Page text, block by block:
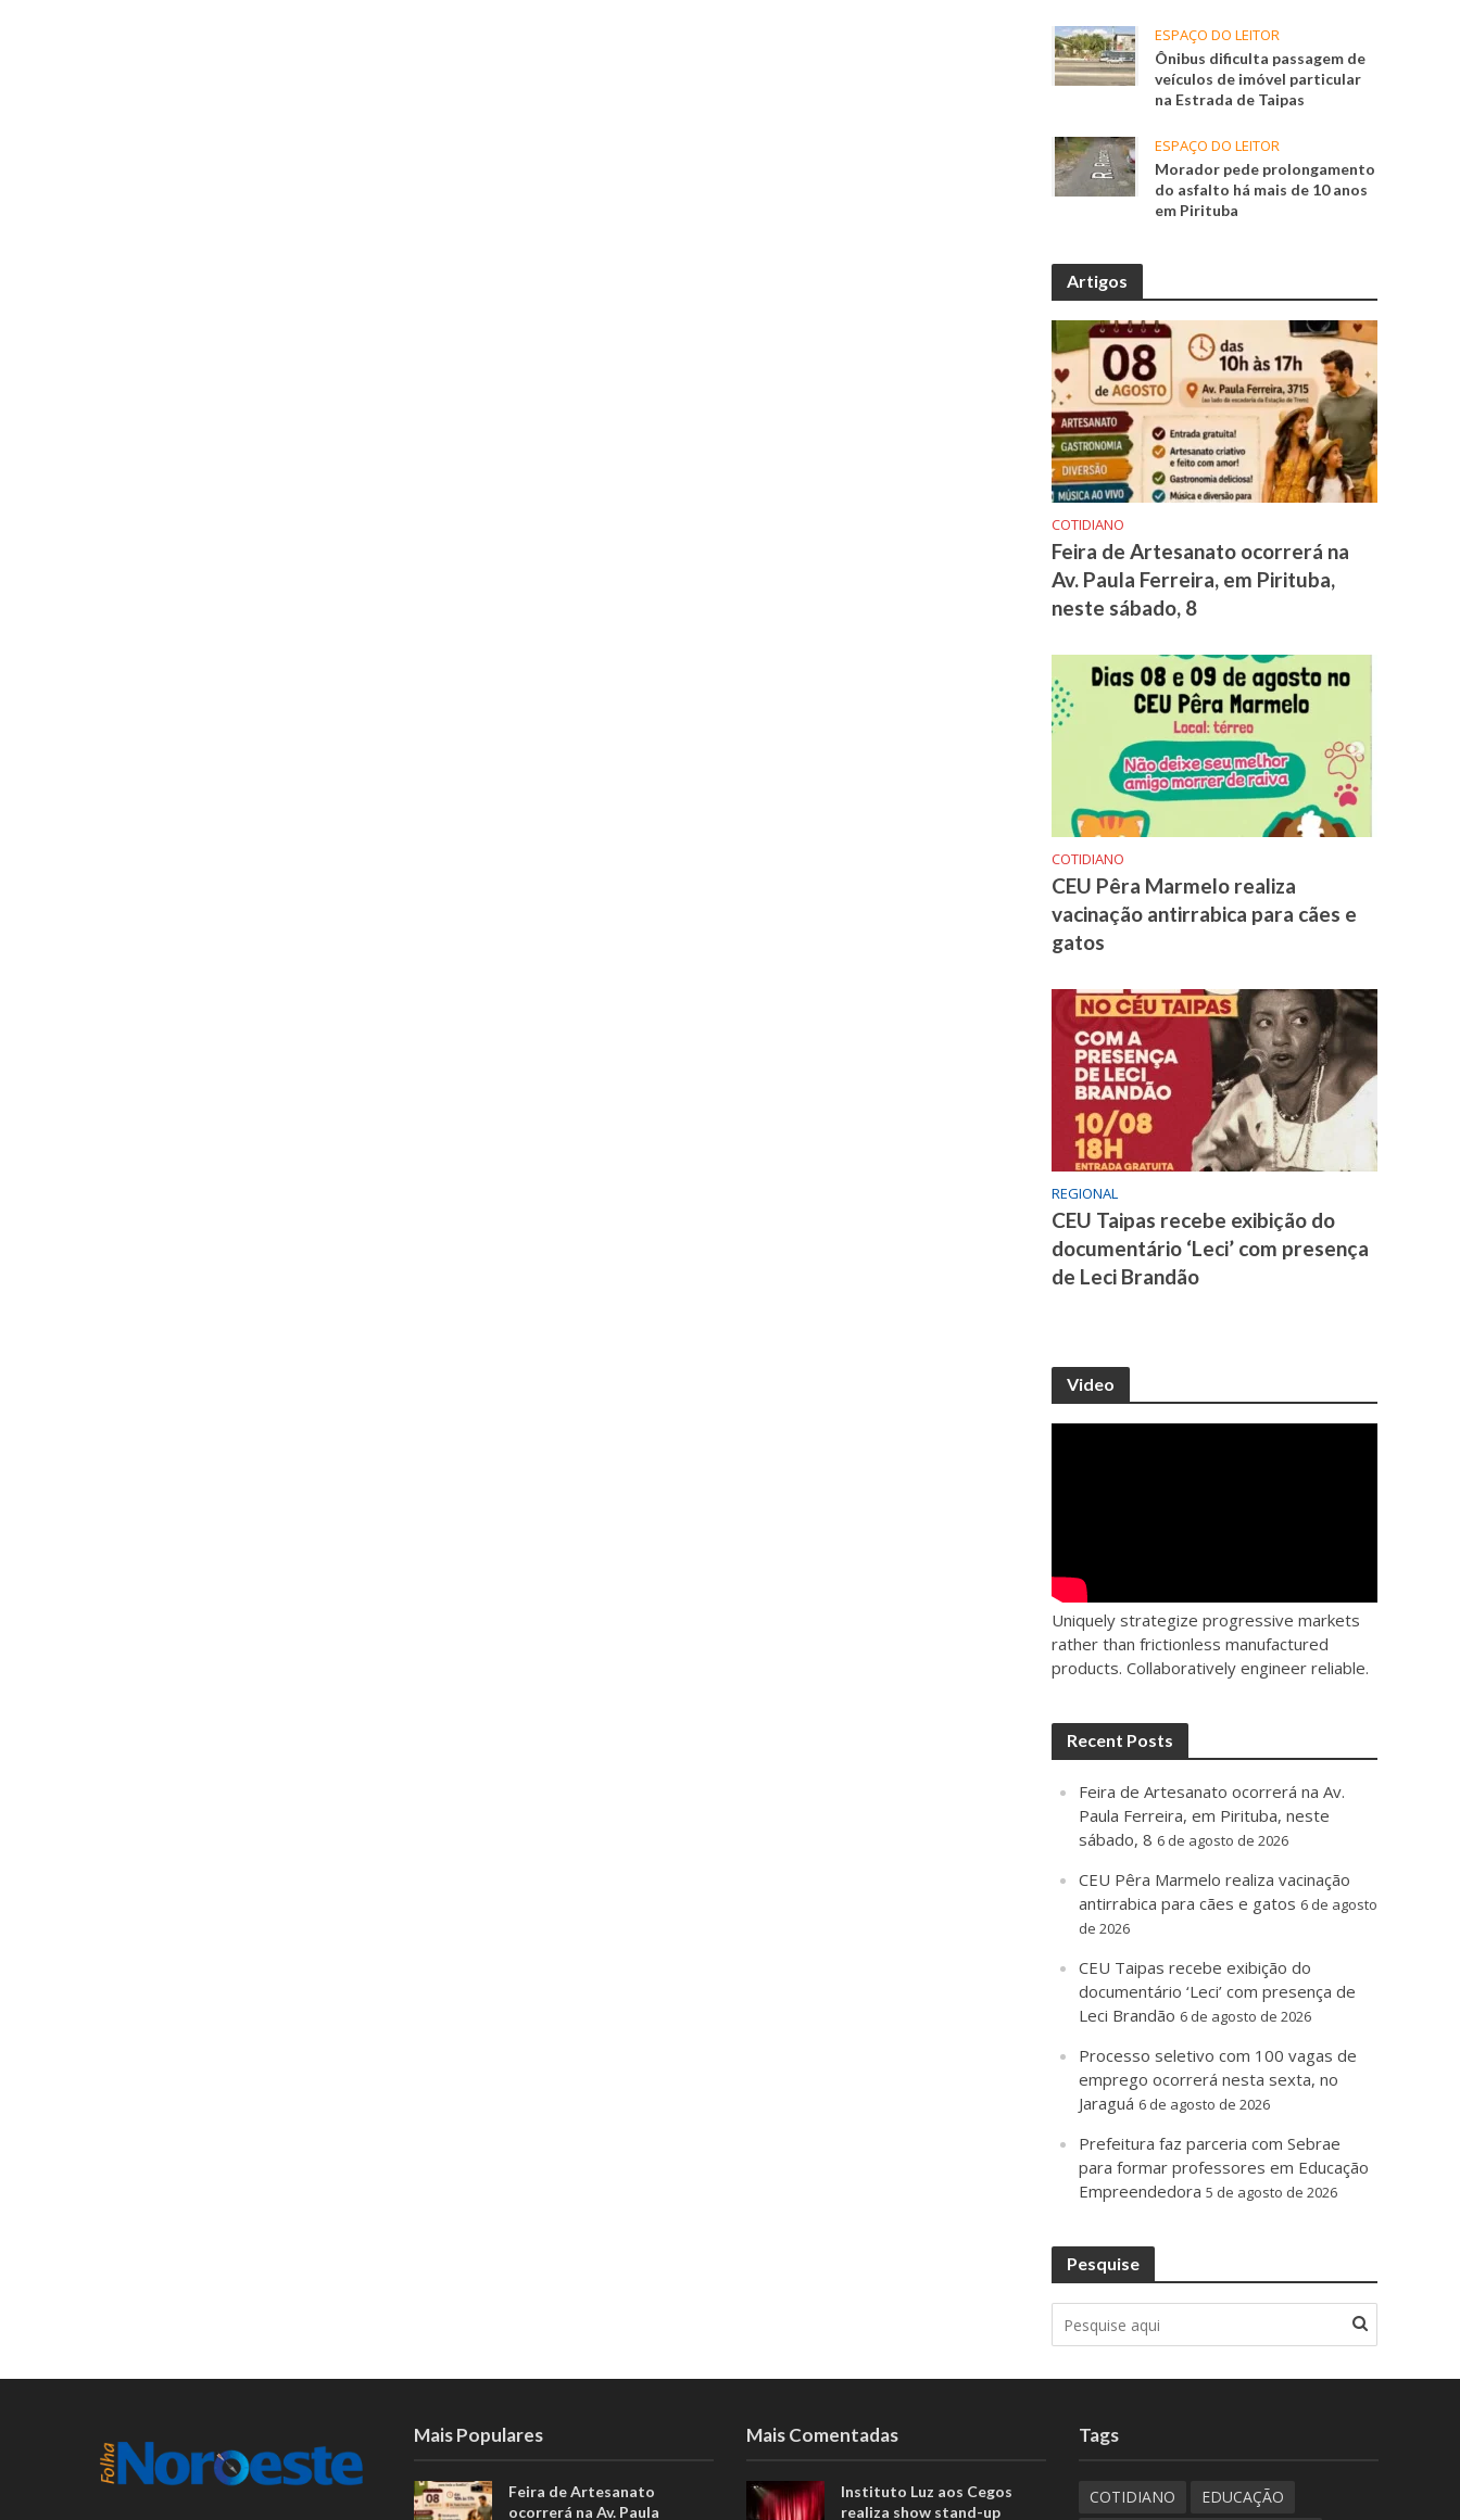
ESPAÇO DO LEITOR
Ônibus dificulta passagem de
veículos de imóvel particular
na Estrada de Taipas
ESPAÇO DO LEITOR
Morador pede prolongamento
do asfalto há mais de 10 anos
em Pirituba
Artigos
COTIDIANO
Feira de Artesanato ocorrerá na
Av. Paula Ferreira, em Pirituba,
neste sábado, 8
COTIDIANO
CEU Pêra Marmelo realiza
vacinação antirrabica para cães e
gatos
REGIONAL
CEU Taipas recebe exibição do
documentário ‘Leci’ com presença
de Leci Brandão
Video
Uniquely strategize progressive markets
rather than frictionless manufactured
products. Collaboratively engineer reliable.
Recent Posts
Feira de Artesanato ocorrerá na Av.
Paula Ferreira, em Pirituba, neste
sábado, 8 6 de agosto de 2026
CEU Pêra Marmelo realiza vacinação
antirrabica para cães e gatos 6 de agosto
de 2026
CEU Taipas recebe exibição do
documentário ‘Leci’ com presença de
Leci Brandão 6 de agosto de 2026
Processo seletivo com 100 vagas de
emprego ocorrerá nesta sexta, no
Jaraguá 6 de agosto de 2026
Prefeitura faz parceria com Sebrae
para formar professores em Educação
Empreendedora 5 de agosto de 2026
Pesquise
Mais Populares
Feira de Artesanato
ocorrerá na Av. Paula
Mais Comentadas
Instituto Luz aos Cegos
realiza show stand-up
Tags
COTIDIANO EDUCAÇÃO